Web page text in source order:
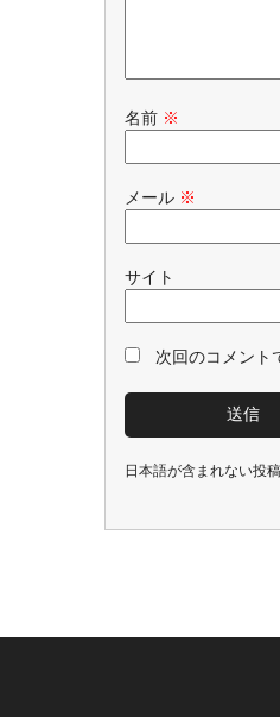
名前 ※
メール ※
サイト
次回のコメント
日本語が含まれない投